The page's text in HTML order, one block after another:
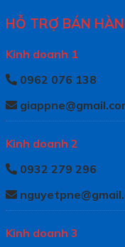
HỖ TRỢ BÁN
Kinh doanh 1
0962 076 138
Kinh doanh 2
0932 279 296
Kinh doanh 3